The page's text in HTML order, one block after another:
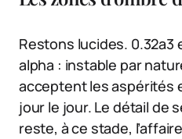
Restons lucides.
alpha : instable par
acceptent les aspérités
jour le jour. Le détail de
reste, à ce stade,